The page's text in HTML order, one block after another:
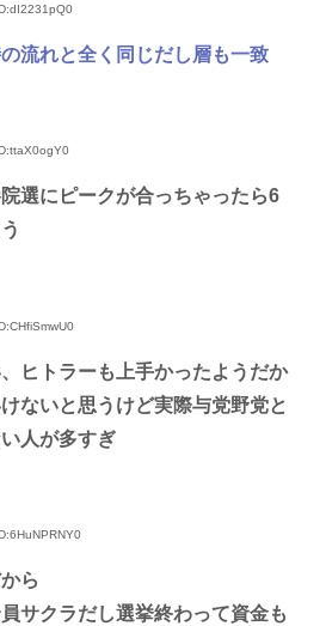
流れと全く同じだし層も一致
選にピークが合っちゃったら6
ヒトラーも上手かったようだか
ないと思うけど実際与党野党と
人が多すぎ
ID:6HuNPRNY0
ら
サクラだし選挙終わって資金も